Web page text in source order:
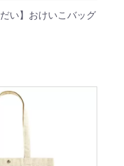
い】おけいこバッグ